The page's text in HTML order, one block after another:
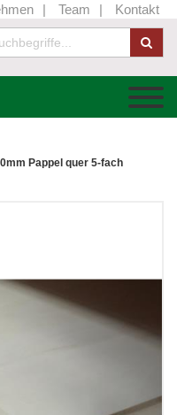
Team Kontakt
Pappel quer 5-fach